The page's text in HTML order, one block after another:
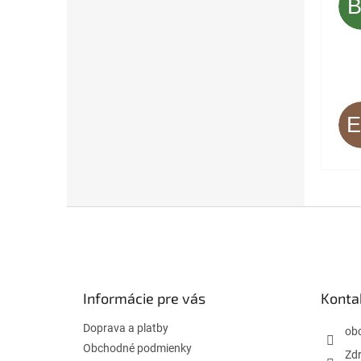
Informácie pre vás
Doprava a platby
Obchodné podmienky